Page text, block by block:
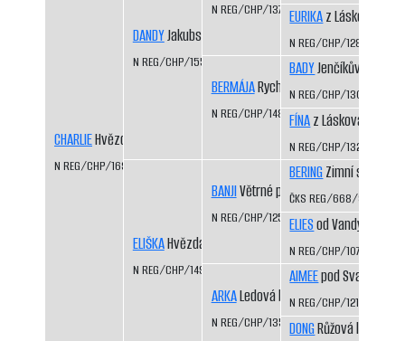
CHARLIEHvězda Vysočiny
N REG/CHP/1692/13/14
DANDYJakubská húrka
N REG/CHP/1554/11/12
ELIŠKAHvězda Vysočiny
N REG/CHP/1494/08/10
N REG/CHP/1370/05/07
BERMÁJARychlá stopa
N REG/CHP/1480/08/10
BANJIVětrné pláně
N REG/CHP/1259/02/04
ARKALedová bouře
N REG/CHP/1352/04/06
EURIKAz Láskova
N REG/CHP/1281/02/04
BADYJenčíkův les
N REG/CHP/1308/03/
FÍNAz Láskova
N REG/CHP/1325/03/
BERINGZimní sen CS
ČKS REG/668/92/94
ELIESod Vandy z Hájů
N REG/CHP/1074/98/00
AIMEEpod Svatou
N REG/CHP/1212/01/03
DONGRůžová louka